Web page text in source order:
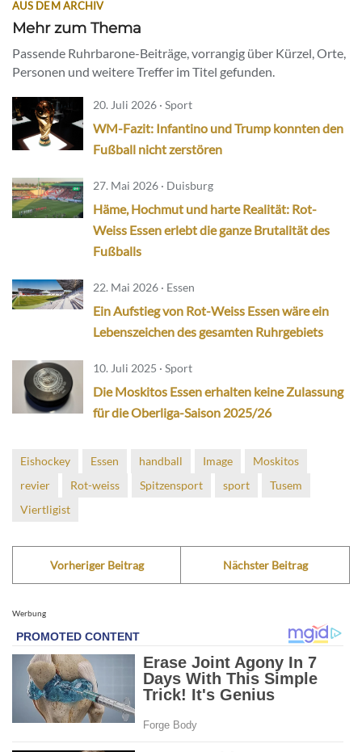
AUS DEM ARCHIV
Mehr zum Thema
Passende Ruhrbarone-Beiträge, vorrangig über Kürzel, Orte,
Personen und weitere Treffer im Titel gefunden.
20. Juli 2026 · Sport
WM-Fazit: Infantino und Trump konnten den
Fußball nicht zerstören
27. Mai 2026 · Duisburg
Häme, Hochmut und harte Realität: Rot-
Weiss Essen erlebt die ganze Brutalität des
Fußballs
22. Mai 2026 · Essen
Ein Aufstieg von Rot-Weiss Essen wäre ein
Lebenszeichen des gesamten Ruhrgebiets
10. Juli 2025 · Sport
Die Moskitos Essen erhalten keine Zulassung
für die Oberliga-Saison 2025/26
Eishockey Essen handball Image
Moskitos
revier
Rot-weiss Spitzensport sport
Tusem
Viertligist
Vorheriger Beitrag Nächster Beitrag
Werbung